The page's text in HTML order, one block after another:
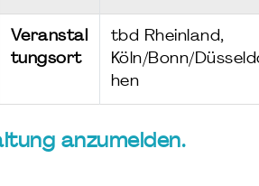
Veranstal
tungsort
tbd Rheinland,
Köln/Bonn/
hen
anzumelden.